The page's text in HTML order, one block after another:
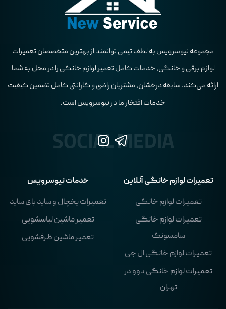
تعمیرات لوازم خانگی آنلاین
تعمیرات لوازم خانگی
تعمیرات لوازم خانگی
سامسونگ
تعمیرات لوازم خانگی ال جی
تعمیرات لوازم خانگی دوو در
تهران
مجموعه نیوسرویس به لطف تیمی توانمند از بهترین متخصصان تعمیرات
لوازم برقی و خانگی، خدمات کامل تعمیر لوازم خانگی را در محل به شما
ارائه می‌کند. سابقه درخشان، مشتریان راضی و گارانتی کامل تضمین کیفیت
خدمات افتخار ما در نیوسرویس است.
خدمات نیوسرویس
تعمیرات یخچال و ساید بای ساید
تعمیر ماشین لباسشویی
تعمیر ماشین ظرفشویی